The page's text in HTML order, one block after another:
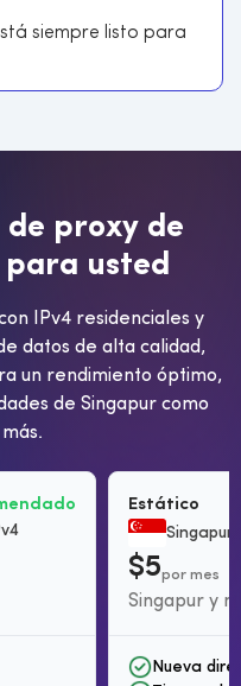
siempre listo para
de proxy de
para usted
IPv4 residenciales y
datos de alta calidad,
un rendimiento óptimo,
de Singapur como
Estático
Singapur
$5por mes
Singapur y
Nueva